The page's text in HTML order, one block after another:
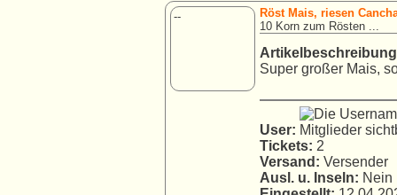
--
Röst Mais, riesen
10 Korn zum Rösten ...
Super großer Mais,
User:
Tickets: 2
Versand: Versender
Ausl. u. Inseln: Nein